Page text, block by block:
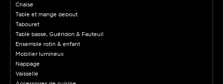
Chaise
Table et mange debout
Tabouret
Table basse, Guéridon & Fauteuil
Ensemble rotin & enfant
Mobilier lumineux
Nappage
Vaisselle